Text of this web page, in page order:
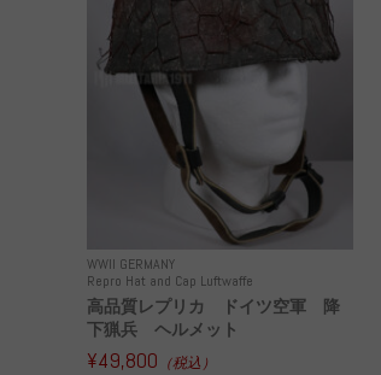
WWII GERMANY
Repro Hat and Cap Luftwaffe
高品質レプリカ ドイツ空軍 降
下猟兵 ヘルメット
¥49,800 （税込）